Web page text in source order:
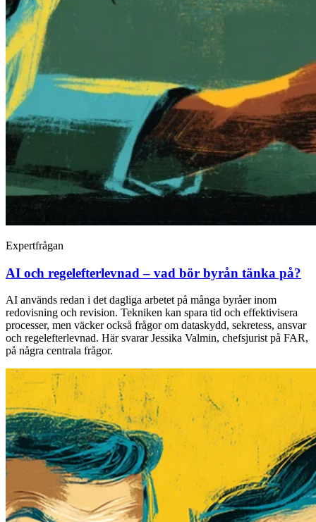
Expertfrågan
AI och regelefterlevnad – vad bör byrån tänka på?
AI används redan i det dagliga arbetet på många byråer inom
redovisning och revision. Tekniken kan spara tid och effektivisera
processer, men väcker också frågor om dataskydd, sekretess, ansvar
och regelefterlevnad. Här svarar Jessika Valmin, chefsjurist på FAR,
på några centrala frågor.